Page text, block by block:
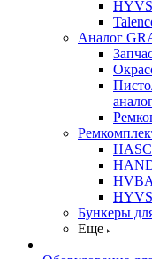
Аналог
Бункеры
Еще